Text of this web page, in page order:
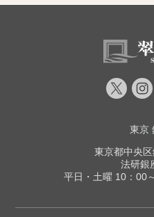
東京
東京都中央
法研銀
平日・土曜 10：00